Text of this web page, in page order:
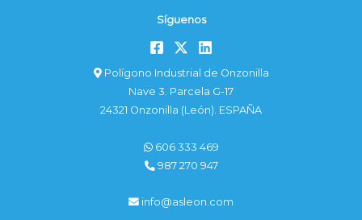
Síguenos
Polígono Industrial de Onzonilla
Nave 3. Parcela G-17
24321 Onzonilla (León). ESPAÑA
606 333 469
987 270 947
info@asleon.com